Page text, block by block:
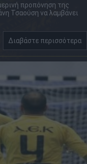
προπόνηση της
Τσαούση να λαμβάνει
Διαβάστε περισσότερα